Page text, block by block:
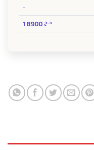
-
د.ج